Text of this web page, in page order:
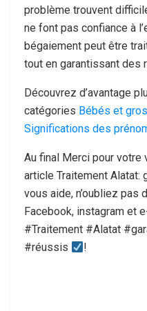
problème trouvent
ne font pas confiance à
bégaiement peut être
tout en garantissant des
Découvrez d’avantage
catégories Bébés et
Significations des
Au final Merci pour
article Traitement
vous aide, n’oubliez pas
Facebook, instagram et
#Traitement #Alatat
#réussis
!